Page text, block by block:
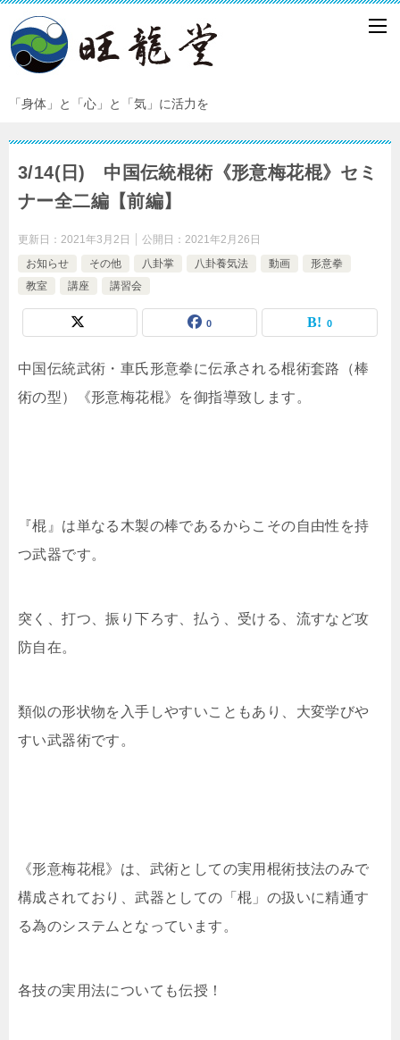
「身体」と「心」と「気」に活力を
3/14(日) 中国伝統棍術《形意梅花棍》セミ
ナー全二編【前編】
更新日： 2021年3月2日 公開日： 2021年2月26日
お知らせ
その他 八卦掌 八卦養気法 動画
形意拳
教室
講座 講習会
0 0
中国伝統武術・車氏形意拳に伝承される棍術套路（棒
術の型）《形意梅花棍》を御指導致します。
『棍』は単なる木製の棒であるからこその自由性を持
つ武器です。
突く、打つ、振り下ろす、払う、受ける、流すなど攻
防自在。
類似の形状物を入手しやすいこともあり、大変学びや
すい武器術です。
《形意梅花棍》は、武術としての実用棍術技法のみで
構成されており、武器としての「棍」の扱いに精通す
る為のシステムとなっています。
各技の実用法についても伝授！